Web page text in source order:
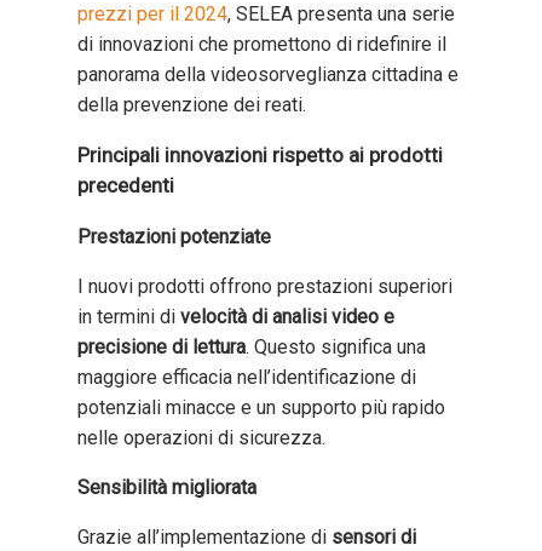
prezzi per il 2024, SELEA presenta una serie
di innovazioni che promettono di ridefinire il
panorama della videosorveglianza cittadina e
della prevenzione dei reati.
Principali innovazioni rispetto ai prodotti
precedenti
Prestazioni potenziate
I nuovi prodotti offrono prestazioni superiori
in termini di velocità di analisi video e
precisione di lettura. Questo significa una
maggiore efficacia nell’identificazione di
potenziali minacce e un supporto più rapido
nelle operazioni di sicurezza.
Sensibilità migliorata
Grazie all’implementazione di sensori di